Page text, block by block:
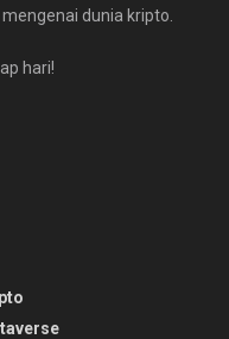
dunia kripto.
hari!